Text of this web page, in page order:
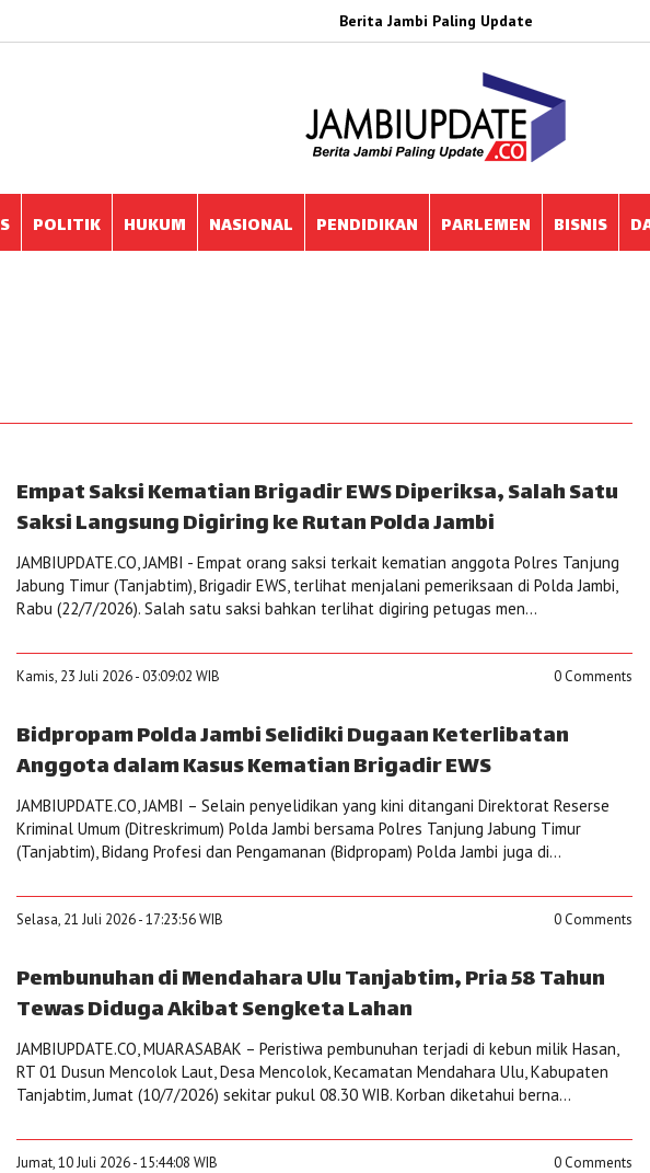
Berita Jambi Paling Update
POLITIK HUKUM NASIONAL PENDIDIKAN PARLEMEN BISNIS
Empat Saksi Kematian Brigadir EWS Diperiksa, Salah Satu
Saksi Langsung Digiring ke Rutan Polda Jambi
JAMBIUPDATE.CO, JAMBI - Empat orang saksi terkait kematian anggota Polres Tanjung
Jabung Timur (Tanjabtim), Brigadir EWS, terlihat menjalani pemeriksaan di Polda Jambi,
Rabu (22/7/2026). Salah satu saksi bahkan terlihat digiring petugas men...
Kamis, 23 Juli 2026 - 03:09:02 WIB 0 Comments
Bidpropam Polda Jambi Selidiki Dugaan Keterlibatan
Anggota dalam Kasus Kematian Brigadir EWS
JAMBIUPDATE.CO, JAMBI – Selain penyelidikan yang kini ditangani Direktorat Reserse
Kriminal Umum (Ditreskrimum) Polda Jambi bersama Polres Tanjung Jabung Timur
(Tanjabtim), Bidang Profesi dan Pengamanan (Bidpropam) Polda Jambi juga di...
Selasa, 21 Juli 2026 - 17:23:56 WIB 0 Comments
Pembunuhan di Mendahara Ulu Tanjabtim, Pria 58 Tahun
Tewas Diduga Akibat Sengketa Lahan
JAMBIUPDATE.CO, MUARASABAK – Peristiwa pembunuhan terjadi di kebun milik Hasan,
RT 01 Dusun Mencolok Laut, Desa Mencolok, Kecamatan Mendahara Ulu, Kabupaten
Tanjabtim, Jumat (10/7/2026) sekitar pukul 08.30 WIB. Korban diketahui berna...
Jumat, 10 Juli 2026 - 15:44:08 WIB 0 Comments